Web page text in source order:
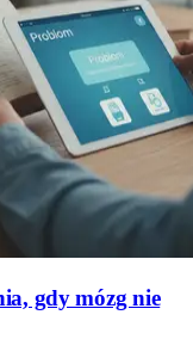
gdy mózg nie